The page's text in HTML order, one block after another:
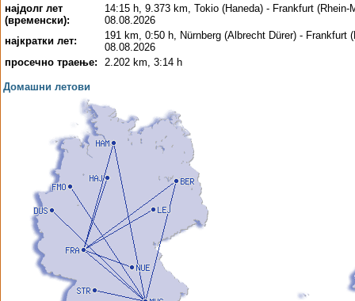
најдолг лет
(временски):
14:15 h, 9.373 km, Tokio (Haneda) - Frankfurt (Rhein-
08.08.2026
најкратки лет:
191 km, 0:50 h, Nürnberg (Albrecht Dürer) - Frankfurt
08.08.2026
просечно траење:
2.202 km, 3:14 h
Домашни летови